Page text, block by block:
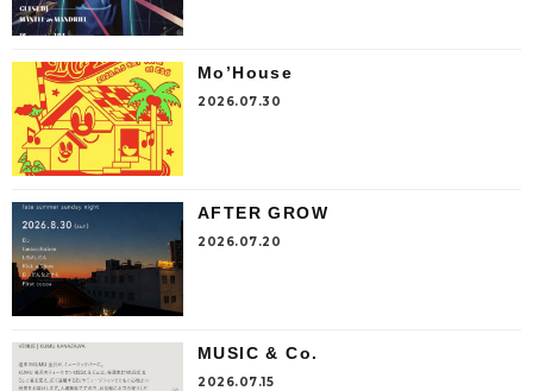
Mo’House
2026.07.30
AFTER GROW
2026.07.20
MUSIC & Co.
2026.07.15